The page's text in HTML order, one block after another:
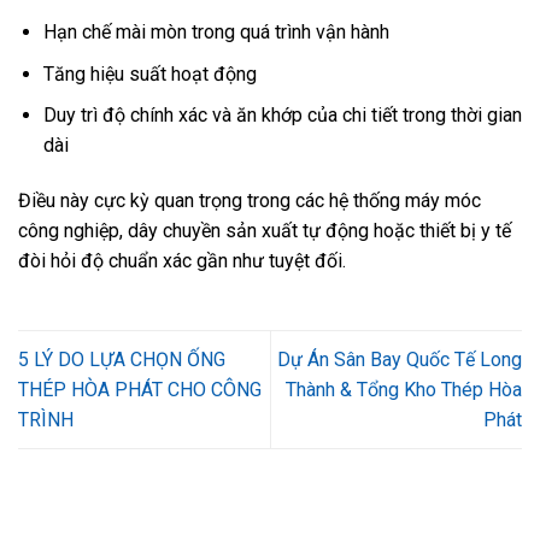
Hạn chế mài mòn trong quá trình vận hành
Tăng hiệu suất hoạt động
Duy trì độ chính xác và ăn khớp của chi tiết trong thời gian
dài
Điều này cực kỳ quan trọng trong các hệ thống máy móc
công nghiệp, dây chuyền sản xuất tự động hoặc thiết bị y tế
đòi hỏi độ chuẩn xác gần như tuyệt đối.
5 LÝ DO LỰA CHỌN ỐNG
THÉP HÒA PHÁT CHO CÔNG
TRÌNH
Dự Án Sân Bay Quốc Tế Long
Thành & Tổng Kho Thép Hòa
Phát